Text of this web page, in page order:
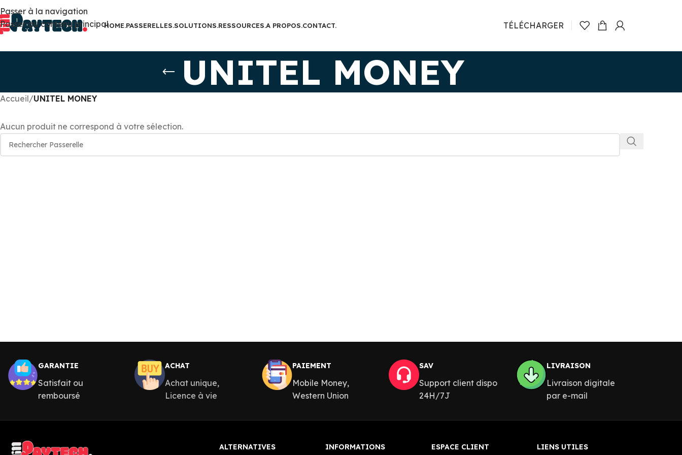
Passer à la navigation
Passer au contenu principalHOME.PASSERELLES.SOLUTIONS.RESSOURCES.A PROPOS.CONTACT. TÉLÉCHARGER
UNITEL MONEY
Accueil/UNITEL MONEY
Aucun produit ne correspond à votre sélection.
GARANTIE
Satisfait ou
remboursé
ACHAT
Achat unique,
Licence à vie
PAIEMENT
Mobile Money,
Western Union
SAV
Support client dispo
24H/7J
LIVRAISON
Livraison digitale
par e-mail
ALTERNATIVES INFORMATIONS ESPACE CLIENT LIENS UTILES